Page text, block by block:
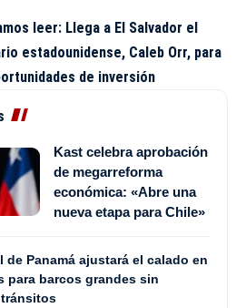
leer: Llega a El Salvador el
estadounidense, Caleb Orr, para
de inversión
Kast celebra aprobación
de megarreforma
económica: «Abre una
nueva etapa para Chile»
de Panamá ajustará el calado en
para barcos grandes sin